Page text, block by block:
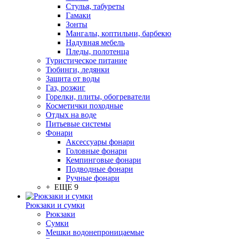
Стулья, табуреты
Гамаки
Зонты
Мангалы, коптильни, барбекю
Надувная мебель
Пледы, полотенца
Туристическое питание
Тюбинги, ледянки
Защита от воды
Газ, розжиг
Горелки, плиты, обогреватели
Косметички походные
Отдых на воде
Питьевые системы
Фонари
Аксессуары фонари
Головные фонари
Кемпинговые фонари
Подводные фонари
Ручные фонари
+ ЕЩЕ 9
Рюкзаки и сумки
Рюкзаки
Сумки
Мешки водонепроницаемые